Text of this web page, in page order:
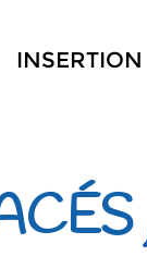
INSERTION